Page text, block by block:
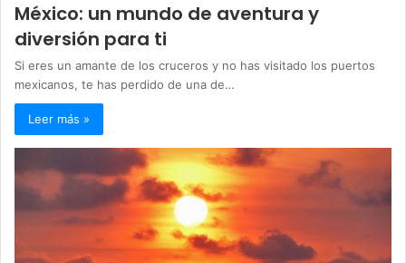
México: un mundo de aventura y
diversión para ti
Si eres un amante de los cruceros y no has visitado los puertos
mexicanos, te has perdido de una de…
Leer más »